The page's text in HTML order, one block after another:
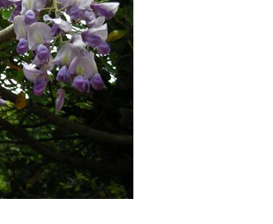
館内のご案内
営業カレンダー
お問い合わせ